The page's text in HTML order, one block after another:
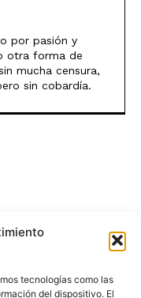
tecnologías como las
del dispositivo. El
por pasión y
otra forma de
mucha censura,
sin cobardía.